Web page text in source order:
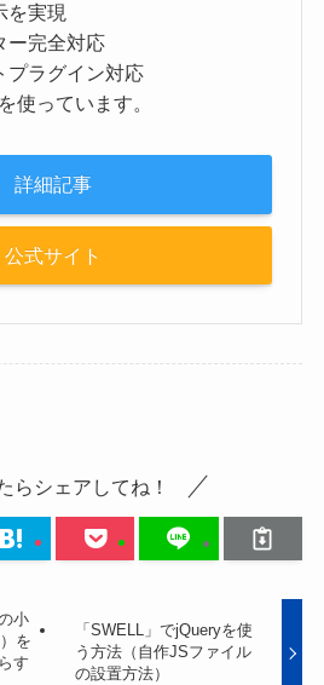
を実現
ー完全対応
プラグイン対応
使っています。
詳細記事
公式サイト
らシェアしてね！
小
を
す
「SWELL」でjQueryを使
う方法（自作JSファイル
の設置方法）